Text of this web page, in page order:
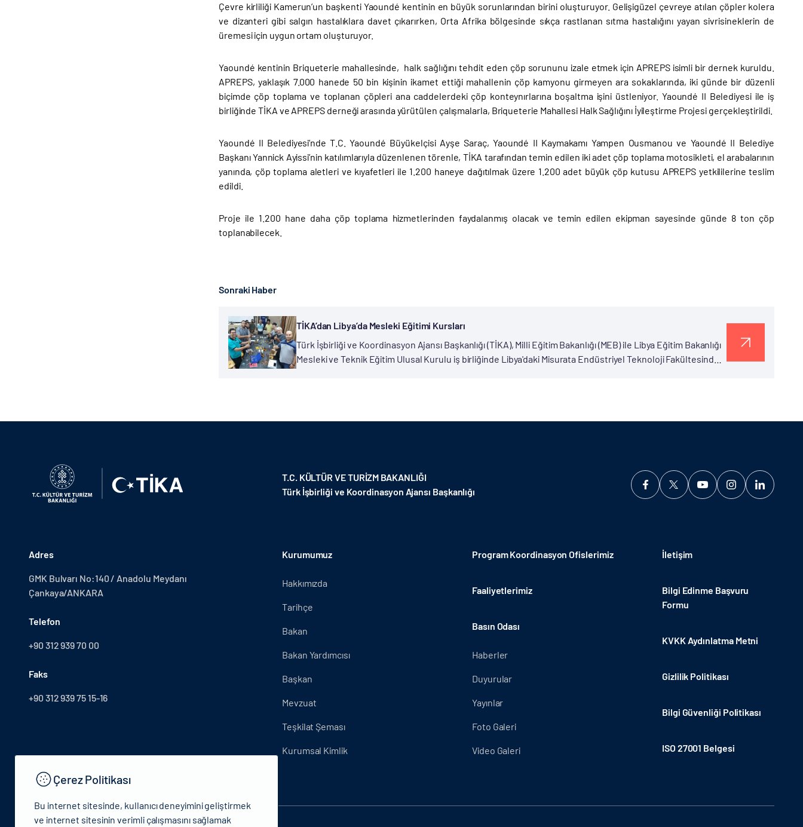
Çevre kirliliği Kamerun’un başkenti Yaoundé kentinin en büyük sorunlarından birini oluşturuyor. Gelişigüzel çevreye atılan çöpler kolera
ve dizanteri gibi salgın hastalıklara davet çıkarırken, Orta Afrika bölgesinde sıkça rastlanan sıtma hastalığını yayan sivrisineklerin de
üremesi için uygun ortam oluşturuyor.
Yaoundé kentinin Briqueterie mahallesinde, halk sağlığını tehdit eden çöp sorununu izale etmek için APREPS isimli bir dernek kuruldu.
APREPS, yaklaşık 7.000 hanede 50 bin kişinin ikamet ettiği mahallenin çöp kamyonu girmeyen ara sokaklarında, iki günde bir düzenli
biçimde çöp toplama ve toplanan çöpleri ana caddelerdeki çöp konteynırlarına boşaltma işini üstleniyor. Yaoundé II Belediyesi ile iş
birliğinde TİKA ve APREPS derneği arasında yürütülen çalışmalarla, Briqueterie Mahallesi Halk Sağlığını İyileştirme Projesi gerçekleştirildi.
Yaoundé II Belediyesi’nde T.C. Yaoundé Büyükelçisi Ayşe Saraç, Yaoundé II Kaymakamı Yampen Ousmanou ve Yaoundé II Belediye
Başkanı Yannick Ayissi’nin katılımlarıyla düzenlenen törenle, TİKA tarafından temin edilen iki adet çöp toplama motosikleti, el arabalarının
yanında, çöp toplama aletleri ve kıyafetleri ile 1.200 haneye dağıtılmak üzere 1.200 adet büyük çöp kutusu APREPS yetkililerine teslim
edildi.
Proje ile 1.200 hane daha çöp toplama hizmetlerinden faydalanmış olacak ve temin edilen ekipman sayesinde günde 8 ton çöp
toplanabilecek.
Sonraki Haber
TİKA’dan Libya’da Mesleki Eğitimi Kursları
Türk İşbirliği ve Koordinasyon Ajansı Başkanlığı (TİKA), Milli Eğitim Bakanlığı (MEB) ile Libya Eğitim Bakanlığı
Mesleki ve Teknik Eğitim Ulusal Kurulu iş birliğinde Libya'daki Misurata Endüstriyel Teknoloji Fakültesinde
T.C. KÜLTÜR VE TURİZM BAKANLIĞI
Türk İşbirliği ve Koordinasyon Ajansı Başkanlığı
Adres
GMK Bulvarı No:140 / Anadolu Meydanı
Çankaya/ANKARA
Telefon
+90 312 939 70 00
Faks
+90 312 939 75 15-16
Kurumumuz
Hakkımızda
Tarihçe
Bakan
Bakan Yardımcısı
Başkan
Mevzuat
Teşkilat Şeması
Kurumsal Kimlik
Program Koordinasyon Ofislerimiz
Faaliyetlerimiz
Basın Odası
Haberler
Duyurular
Yayınlar
Foto Galeri
Video Galeri
İletişim
Bilgi Edinme Başvuru
Formu
KVKK Aydınlatma Metni
Gizlilik Politikası
Bilgi Güvenliği Politikası
ISO 27001 Belgesi
Çerez Politikası
Bu internet sitesinde, kullanıcı deneyimini geliştirmek
ve internet sitesinin verimli çalışmasını sağlamak